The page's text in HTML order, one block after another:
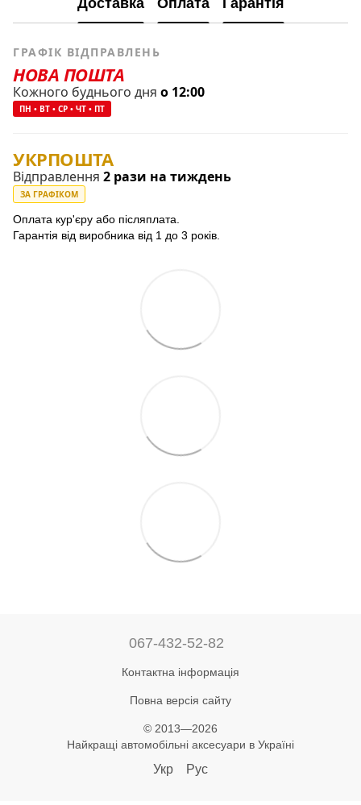
Доставка Оплата Гарантія
ГРАФІК ВІДПРАВЛЕНЬ
НОВА ПОШТА
Кожного буднього дня о 12:00
ПН • ВТ • СР • ЧТ • ПТ
УКРПОШТА
Відправлення 2 рази на тиждень
ЗА ГРАФІКОМ
Оплата кур'єру або післяплата.
Гарантія від виробника від 1 до 3 років.
067-432-52-82
Контактна інформація
Повна версія сайту
© 2013—2026
Найкращі автомобільні аксесуари в Україні
Укр Рус